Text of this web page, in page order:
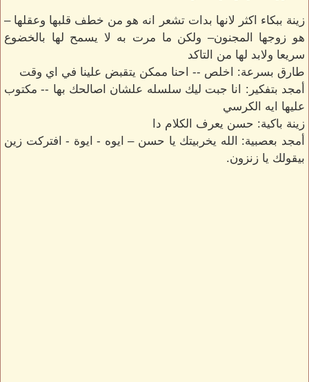
زينة ببكاء اكثر لانها بدات تشعر انه هو من خطف قلبها وعقلها –
هو زوجها المجنون– ولكن ما مرت به لا يسمح لها بالخضوع
سريعا ولابد لها من التاكد
طارق بسرعة: اخلص -- احنا ممكن يتقبض علينا في اي وقت
أمجد بتفكير: انا جبت ليك سلسله علشان اصالحك بها -- مكتوب
عليها ايه الكرسي
زينة باكية: حسن يعرف الكلام دا
أمجد بعصبية: الله يخربيتك يا حسن – ايوه - ايوة - افتركت زين
بيقولك يا زنزون.